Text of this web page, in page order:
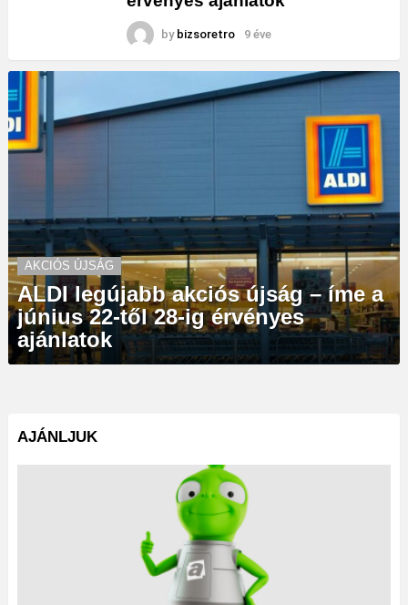
by bizsoretro 9 éve
AKCIÓS ÚJSÁG
ALDI legújabb akciós újság – íme a
június 22-től 28-ig érvényes
ajánlatok
AJÁNLJUK